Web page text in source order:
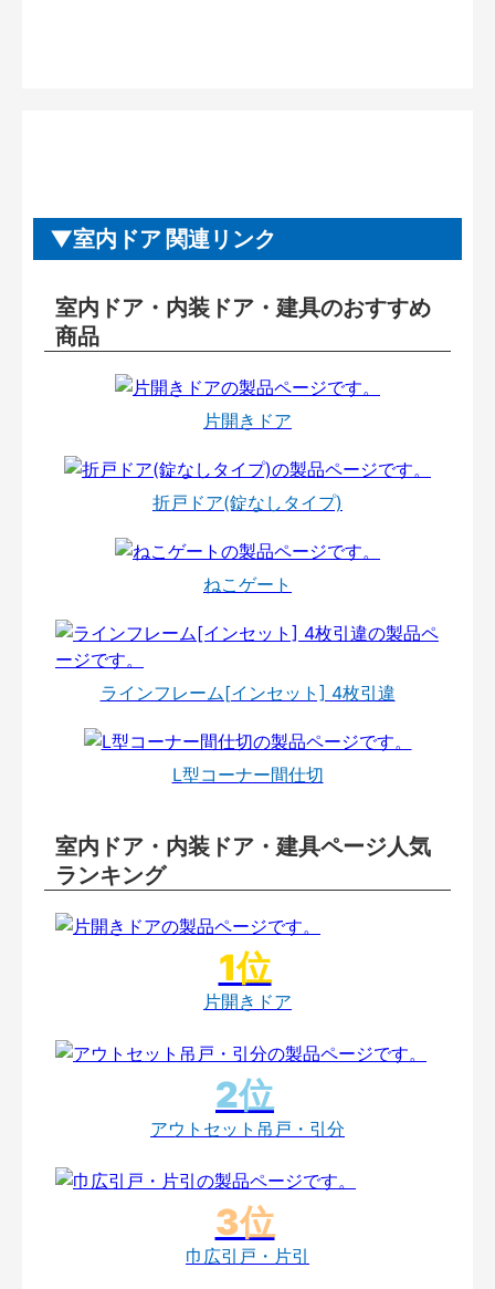
室内ドア 関連リンク
室内ドア・内装ドア・建具のおすすめ
商品
片開きドア
折戸ドア(錠なしタイプ)
ねこゲート
ラインフレーム[インセット] 4枚引違
L型コーナー間仕切
室内ドア・内装ドア・建具ページ人気
ランキング
片開きドア
アウトセット吊戸・引分
巾広引戸・片引